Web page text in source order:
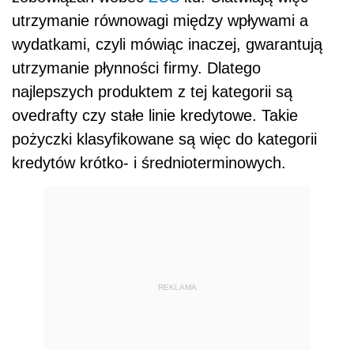
utrzymanie równowagi między wpływami a
wydatkami, czyli mówiąc inaczej, gwarantują
utrzymanie płynności firmy. Dlatego
najlepszych produktem z tej kategorii są
ovedrafty czy stałe linie kredytowe. Takie
pożyczki klasyfikowane są więc do kategorii
kredytów krótko- i średnioterminowych.
REKLAMA